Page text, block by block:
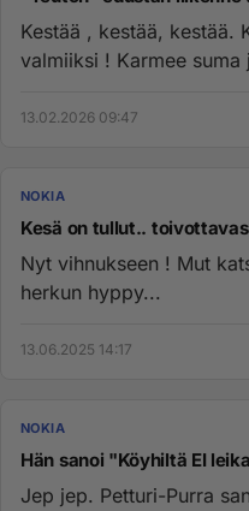
Kestää , kestää, kestää.
valmiiksi ! Karmee suma
13.02.2026 09:47
NOKIA
Kesä on tullut..
Nyt vihnukseen ! Mut
herkun hyppy...
13.06.2025 14:17
NOKIA
Hän sanoi "Köyhiltä EI
Jep jep. Petturi-Purra